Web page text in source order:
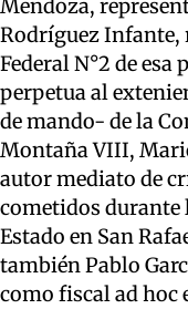
Mendoza,
Rodríguez
Federal N°2 de
perpetua al
de mando- de la
Montaña VIII,
autor mediato de
cometidos durante
Estado en San
también Pablo
como fiscal ad